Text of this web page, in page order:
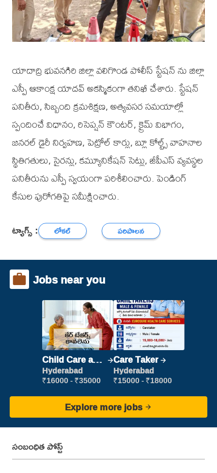
యాదాద్రి భువనగిరి జిల్లా వలిగొండ పోలీస్ స్టేషన్ ను జిల్లా
ఎస్పీ ఆకాంక్ష యాదవ్ అకస్మికంగా తనిఖీ చేశారు. స్టేషన్
పనితీరు, సిబ్బంది క్రమశిక్షణ, అత్యవసర సమయాల్లో
స్పందించే విధానం, రిసెప్షన్ కౌంటర్, క్రైమ్ విభాగం,
జనరల్ డైరీ నిర్వహణ, పెట్రోల్ కార్లు, బ్లూ కోల్ట్స్ వాహనాల
స్థితిగతులు, సైరన్లు, కమ్యూనికేషన్ సెట్లు, జీపీఎస్ వ్యవస్థల
పనితీరును ఎస్పీ స్వయంగా పరిశీలించారు. పెండింగ్
కేసుల పురోగతిపై సమీక్షించారు.
ట్యాగ్స్ : లోకల్ పరిపాలన
Jobs near you
Child Care and
Patient care
Hyderabad
₹16000 - ₹35000
Care Taker
Hyderabad
₹15000 - ₹18000
Explore more jobs
సంబంధిత పోస్ట్